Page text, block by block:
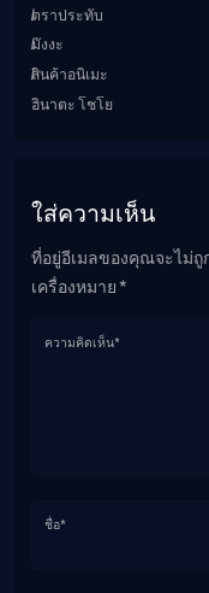
ตราประทับ
มังงะ
สินค้าอนิเมะ
ฮินาตะ โชโย
ใส่ความเห็น
ที่อยู่อีเมลของคุณจะไม่ถู
เครื่องหมาย *
ความคิดเห็น*
ชื่อ*